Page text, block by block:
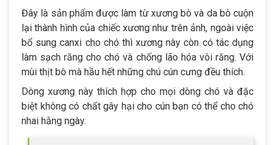
Đây là sản phẩm được làm từ xương bò và da bò cuộn
lại thành hình của chiếc xương như trên ảnh, ngoài việc
bổ sung canxi cho chó thì xương này còn có tác dụng
làm sạch răng cho chó và chống lão hóa vôi răng. Với
mùi thịt bò mà hầu hết những chú cún cưng đều thích.
Dòng xương này thích hợp cho mọi dòng chó và đặc
biệt không có chất gây hại cho cún bạn có thể cho chó
nhai hằng ngày.